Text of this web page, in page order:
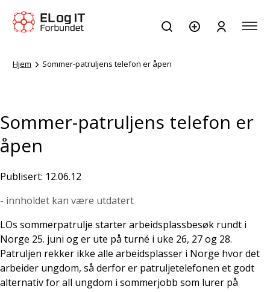
Hjem Sommer-patruljens telefon er åpen
Sommer-patruljens telefon er
åpen
Publisert: 12.06.12
- innholdet kan være utdatert
LOs sommerpatrulje starter arbeidsplassbesøk rundt i
Norge 25. juni og er ute på turné i uke 26, 27 og 28.
Patruljen rekker ikke alle arbeidsplasser i Norge hvor det
arbeider ungdom, så derfor er patruljetelefonen et godt
alternativ for all ungdom i sommerjobb som lurer på